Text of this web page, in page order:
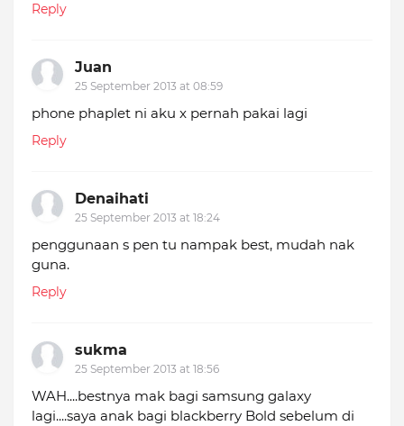
Reply
Juan
25 September 2013 at 08:59
phone phaplet ni aku x pernah pakai lagi
Reply
Denaihati
25 September 2013 at 18:24
penggunaan s pen tu nampak best, mudah nak
guna.
Reply
sukma
25 September 2013 at 18:56
WAH....bestnya mak bagi samsung galaxy
lagi....saya anak bagi blackberry Bold sebelum di